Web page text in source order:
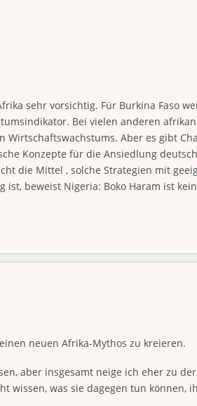
sehr vorsichtig. Für Burkina Faso
Bei vielen anderen
Aber es gibt
Konzepte für die Ansiedlung
die Mittel , solche Strategien mit
beweist Nigeria: Boko Haram ist
neuen Afrika-Mythos zu kreieren.
aber insgesamt neige ich eher zu
was sie dagegen tun können,